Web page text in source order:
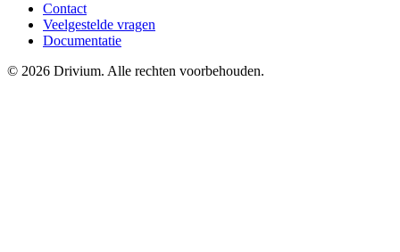
Contact
Veelgestelde vragen
Documentatie
© 2026 Drivium. Alle rechten voorbehouden.